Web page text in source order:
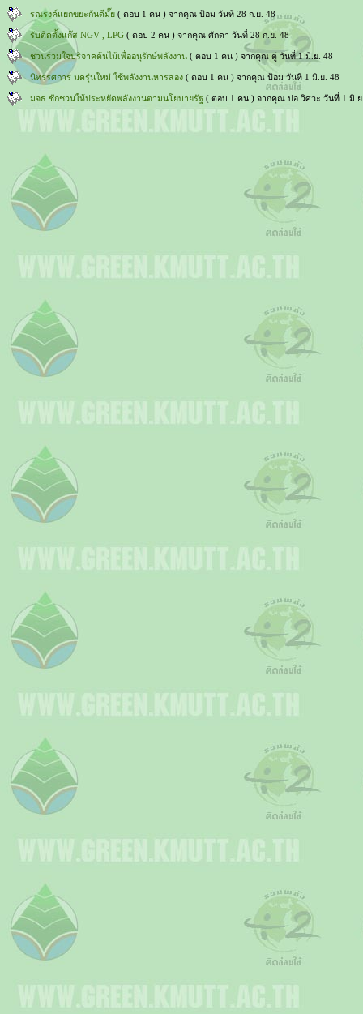
รณรงค์แยกขยะกันดีมั๊ย ( ตอบ 1 คน ) จากคุณ ป้อม วันที่ 28 ก.ย. 48
รับติดตั้งแก๊ส NGV , LPG ( ตอบ 2 คน ) จากคุณ ศักดา วันที่ 28 ก.ย. 48
ชวนร่วมใจบริจาคต้นไม้เพื่ออนุรักษ์พลังงาน ( ตอบ 1 คน ) จากคุณ ตู่ วันที่ 1 มิ.ย. 48
นิทรรศการ มดรุ่นใหม่ ใช้พลังงานหารสอง ( ตอบ 1 คน ) จากคุณ ป้อม วันที่ 1 มิ.ย. 48
มจธ.ชักชวนให้ประหยัดพลังงานตามนโยบายรัฐ ( ตอบ 1 คน ) จากคุณ ปอ วิศวะ วันที่ 1 มิ.ย